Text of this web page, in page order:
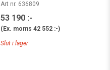
Art nr. 636809
53 190 :-
(Ex. moms 42 552 :-)
Slut i lager